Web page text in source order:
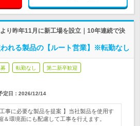
り昨年11月に新工場を設立｜10年連続で決
れる製品の【ルート営業】※転勤なし
転勤なし 第二新卒歓迎
定日： 2026/12/14
事に必要な製品を提案 】当社製品を使用す
＆環境面にも配慮して工事を行えます。